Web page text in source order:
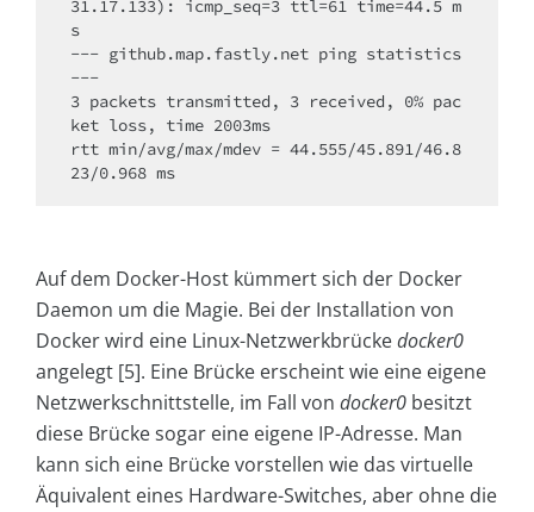
31.17.133): icmp_seq=3 ttl=61 time=44.5 m
s
--- github.map.fastly.net ping statistics
---
3 packets transmitted, 3 received, 0% pac
ket loss, time 2003ms
rtt min/avg/max/mdev = 44.555/45.891/46.8
23/0.968 ms
Auf dem Docker-Host kümmert sich der Docker
Daemon um die Magie. Bei der Installation von
Docker wird eine Linux-Netzwerkbrückedocker0
angelegt [5]. Eine Brücke erscheint wie eine eigene
Netzwerkschnittstelle, im Fall von docker0 besitzt
diese Brücke sogar eine eigene IP-Adresse. Man
kann sich eine Brücke vorstellen wie das virtuelle
Äquivalent eines Hardware-Switches, aber ohne die